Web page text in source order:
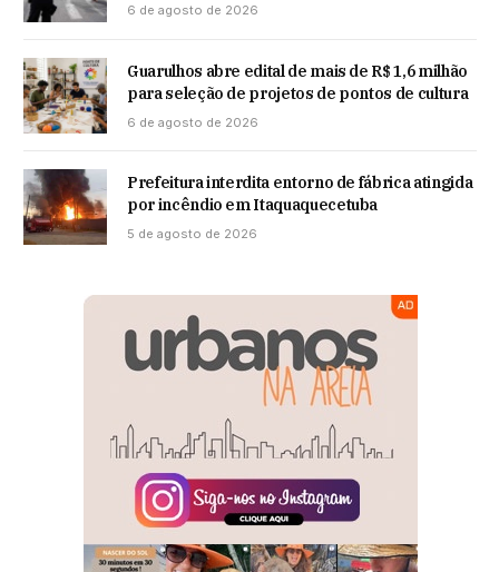
6 de agosto de 2026
Guarulhos abre edital de mais de R$ 1,6 milhão
para seleção de projetos de pontos de cultura
6 de agosto de 2026
Prefeitura interdita entorno de fábrica atingida
por incêndio em Itaquaquecetuba
5 de agosto de 2026